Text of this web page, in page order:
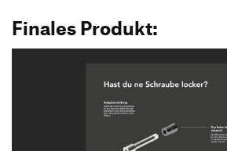
Finales Produkt: